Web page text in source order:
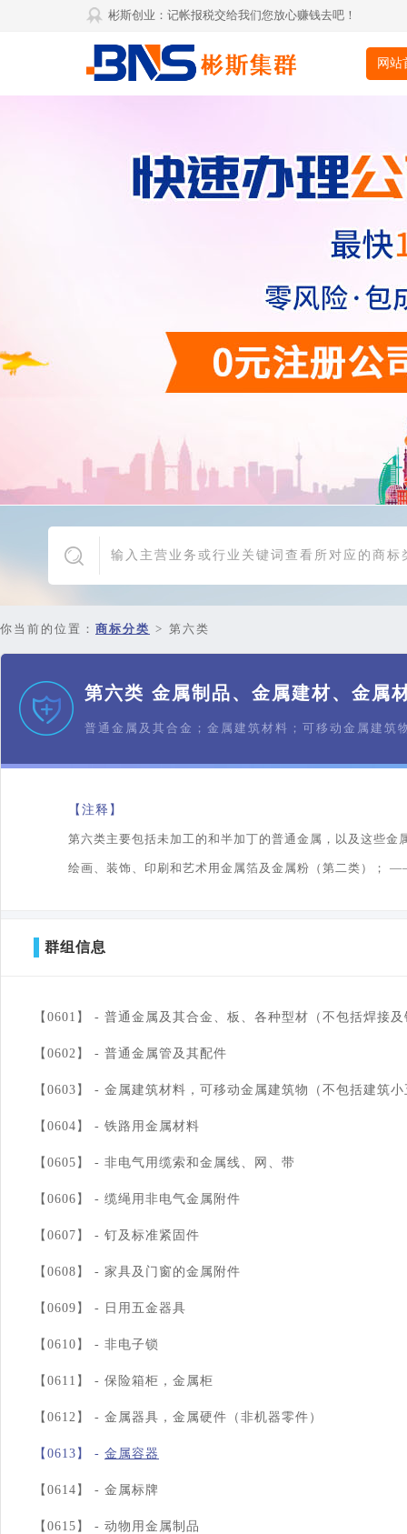
彬斯创业：记帐报税交给我们您放心赚钱去吧！
网站
你当前的位置： 商标分类 > 第六类
第六类 金属制品、金属建材、金属
普通金属及其合金；金属建筑材料；可移动金属建
【注释】
第六类主要包括未加工的和半加丁的普通金属，以及这
绘画、装饰、印刷和艺术用金属箔及金属粉（第二类）；
群组信息
【0601】 - 普通金属及其合金、板、各种型材（不包括焊接
【0602】 - 普通金属管及其配件
【0603】 - 金属建筑材料，可移动金属建筑物（不包括建筑
【0604】 - 铁路用金属材料
【0605】 - 非电气用缆索和金属线、网、带
【0606】 - 缆绳用非电气金属附件
【0607】 - 钉及标准紧固件
【0608】 - 家具及门窗的金属附件
【0609】 - 日用五金器具
【0610】 - 非电子锁
【0611】 - 保险箱柜，金属柜
【0612】 - 金属器具，金属硬件（非机器零件）
【0613】 - 金属容器
【0614】 - 金属标牌
【0615】 - 动物用金属制品